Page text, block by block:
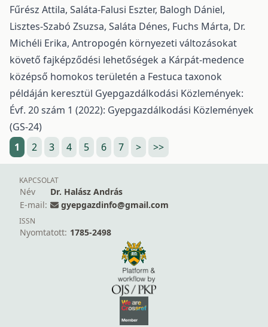
Fűrész Attila, Saláta-Falusi Eszter, Balogh Dániel,
Lisztes-Szabó Zsuzsa, Saláta Dénes, Fuchs Márta, Dr.
Michéli Erika, Antropogén környezeti változásokat
követő fajképződési lehetőségek a Kárpát-medence
középső homokos területén a Festuca taxonok
példáján keresztül Gyepgazdálkodási Közlemények:
Évf. 20 szám 1 (2022): Gyepgazdálkodási Közlemények
(GS-24)
1
2 3 4 5 6 7 > >>
KAPCSOLAT
Név
Dr. Halász András
E-mail:
gyepgazdinfo@gmail.com
ISSN
Nyomtatott: 1785-2498